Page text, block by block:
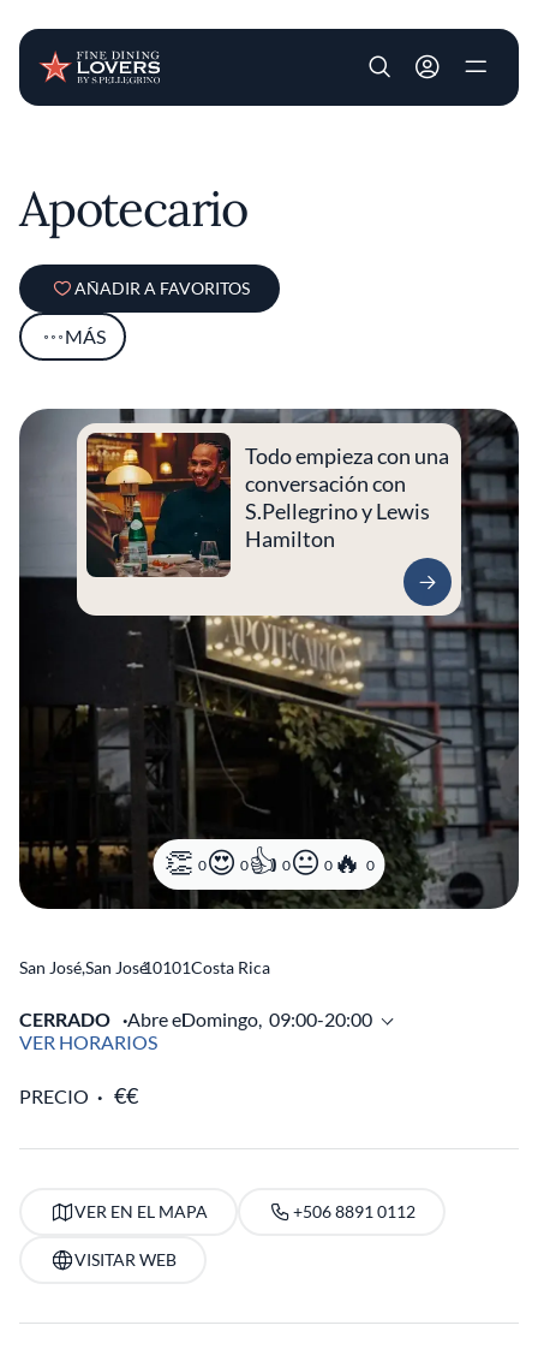
User account
Apotecario
AÑADIR A FAVORITOS
MÁS
0 0 0 0 0
Todo empieza con una
conversación con
S.Pellegrino y Lewis
Hamilton
San José,San José10101Costa Rica
CERRADO Abre elDomingo, 09:00-20:00
VER HORARIOS
PRECIO
VER EN EL MAPA +506 8891 0112
VISITAR WEB